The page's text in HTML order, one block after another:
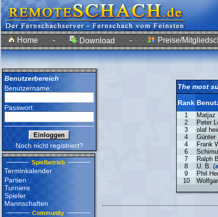
Home - Download - Preise/
Benutzerbereich
Benutzername:
Passwort:
Noch nicht registriert?
Spielbetrieb
Terminkalender
Partien
Turniere
Spieler
Mannschaften
Community
The most
Rank
1
Matjaz
2
Peter
3
olaf
4
Günter
4
Frank
6
7
Ralph
8
U. B. (
9
Phil
10